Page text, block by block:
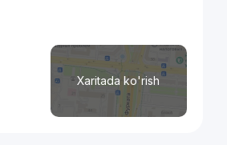
Xaritada ko'rish